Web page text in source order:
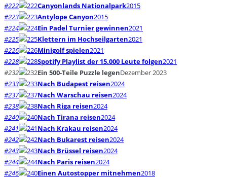
#222
Canyonlands Nationalpark2015
#223
Antylope Canyon2015
#224
Ein Padel Turnier gewinnen2021
#225
Klettern im Hochseilgarten2021
#226
Minigolf spielen2021
#228
Spotify Playlist der 15.000 Leute folgen2021
#232
Ein 500-Teile Puzzle legenDezember 2023
#233
Nach Budapest reisen2024
#237
Nach Warschau reisen2024
#238
Nach Riga reisen2024
#240
Nach Tirana reisen2024
#241
Nach Krakau reisen2024
#242
Nach Bukarest reisen2024
#243
Nach Brüssel reisen2024
#244
Nach Paris reisen2024
#246
Einen Autostopper mitnehmen2018